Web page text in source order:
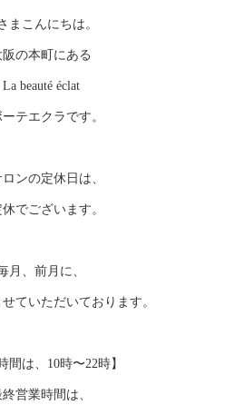
まこんにちは。
阪の本町にある
La beauté éclat
テエクラです。
ンの定休日は、
でございます。
月、前月に、
ていただいております。
間は、10時〜22時】
営業時間は、